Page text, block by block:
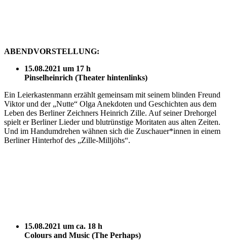
ABENDVORSTELLUNG:
15.08.2021 um 17 h
Pinselheinrich (Theater hintenlinks)
Ein Leierkastenmann erzählt gemeinsam mit seinem blinden Freund
Viktor und der „Nutte“ Olga Anekdoten und Geschichten aus dem
Leben des Berliner Zeichners Heinrich Zille. Auf seiner Drehorgel
spielt er Berliner Lieder und blutrünstige Moritaten aus alten Zeiten.
Und im Handumdrehen wähnen sich die Zuschauer*innen in einem
Berliner Hinterhof des „Zille-Milljöhs“.
15.08.2021 um ca. 18 h
Colours and Music (The Perhaps)